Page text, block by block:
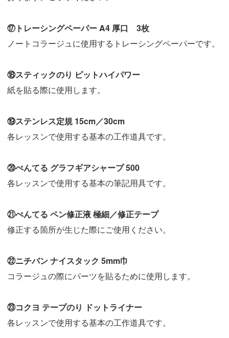
⑰トレーシングペーパー A4 厚口 3枚
ノートコラージュに使用するトレーシングペーパーです。
⑱スティックのり ピットハイパワー
紙を貼る際に使用します。
⑲ステンレス定規 15cm／30cm
各レッスンで使用する基本の工作道具です。
⑳ぺんてる グラフギアシャープ 500
各レッスンで使用する基本の筆記用具です。
㉑ぺんてる ペン修正液 極細／修正テープ
修正する箇所が生じた際にご使用ください。
㉒ニチバン ナイスタック 5mm巾
コラージュの際にパーツを貼るために使用します。
㉓コクヨ テープのり ドットライナー
各レッスンで使用する基本の工作道具です。